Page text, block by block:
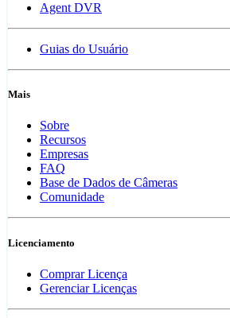
Agent DVR
Guias do Usuário
Mais
Sobre
Recursos
Empresas
FAQ
Base de Dados de Câmeras
Comunidade
Licenciamento
Comprar Licença
Gerenciar Licenças